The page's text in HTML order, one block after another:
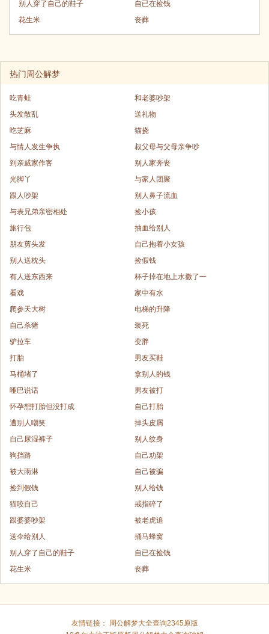
别人穿了自己的鞋子
自已在捡钱
花生米
丧葬
热门周公解梦
吃青蛙
和老婆吵架
头发散乱
送礼物
吃芝麻
猫挠
与情人发生争执
叔父母与父母亲争吵
到亲戚家作客
别人家奔丧
光脚丫
与家人团聚
跟人吵架
别人鼻子流血
与表兄弟亲密相处
捡小孩
旅行包
抽血给别人
朋友剪头发
自己抱着小女孩
别人送枕头
捡假钱
有人送东西来
杯子掉在地上水撒了一
看戏
家中有水
爬参天大树
电梯的升降
自己杀猪
装死
驴拉车
变胖
打胎
男友买鞋
马桶堵了
拿别人的钱
哑巴说话
男友被打
怀孕想打胎但没打成
自己打胎
遭别人嘲笑
掉头皮屑
自己尿湿裤子
别人纹身
狗挡路
自己劝架
被大雨淋
自己被骗
捡到假钱
别人给钱
猫咬自己
戒指碎了
跟婆婆吵架
被老虎追
送伞给别人
捅马蜂窝
别人穿了自己的鞋子
自已在捡钱
花生米
丧葬
友情链接：
周公解梦大全查询2345原版